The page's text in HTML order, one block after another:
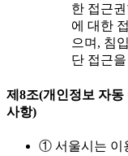
한 접근
에 대한
으며, 침
단 접근
제8조(개인정보 자동
사항)
① 서울시는 이